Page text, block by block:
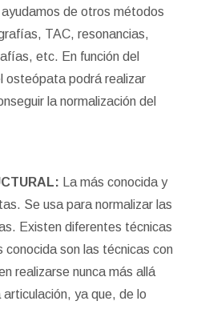
de otros métodos
TAC, resonancias,
etc. En función del
osteópata podrá realizar
la normalización del
La más conocida y
Se usa para normalizar las
Existen diferentes técnicas
conocida son las técnicas con
realizarse nunca más allá
ya que, de lo